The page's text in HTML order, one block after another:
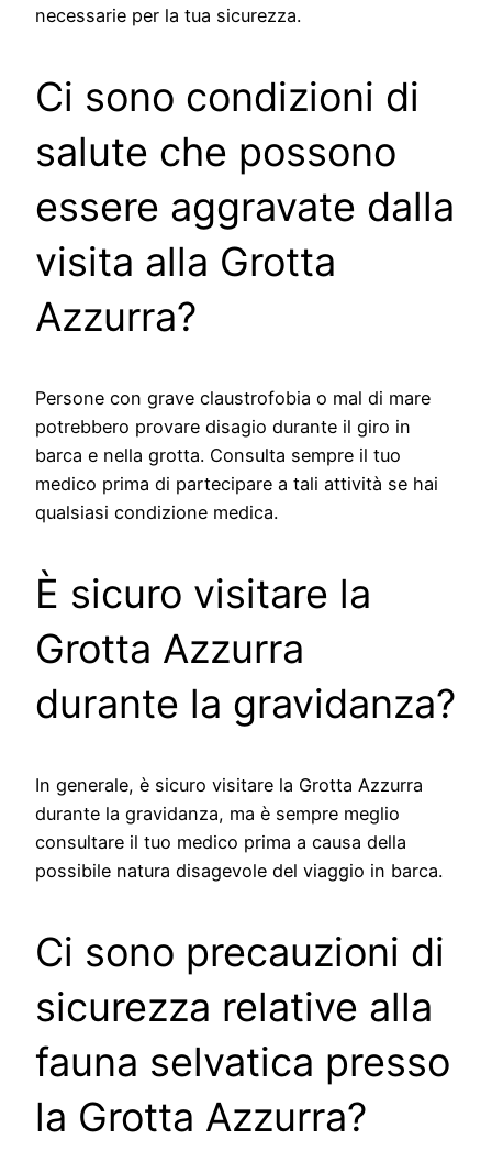
necessarie per la tua sicurezza.
Ci sono condizioni di
salute che possono
essere aggravate dalla
visita alla Grotta
Azzurra?
Persone con grave claustrofobia o mal di mare
potrebbero provare disagio durante il giro in
barca e nella grotta. Consulta sempre il tuo
medico prima di partecipare a tali attività se hai
qualsiasi condizione medica.
È sicuro visitare la
Grotta Azzurra
durante la gravidanza?
In generale, è sicuro visitare la Grotta Azzurra
durante la gravidanza, ma è sempre meglio
consultare il tuo medico prima a causa della
possibile natura disagevole del viaggio in barca.
Ci sono precauzioni di
sicurezza relative alla
fauna selvatica presso
la Grotta Azzurra?